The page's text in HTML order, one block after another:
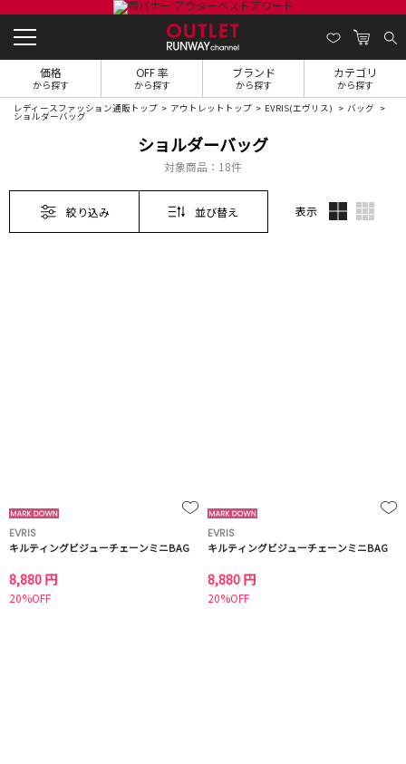
価格
から探す
OFF 率
から探す
ブランド
から探す
カテゴリ
から探す
レディースファッション通販トップ アウトレットトップ EVRIS(エヴリス) バッグ
ショルダーバッグ
ショルダーバッグ
対象商品： 18件
絞り込み 並び替え 表示
EVRIS
キルティングビジューチェーンミニBAG
8,880 円
20%OFF
EVRIS
キルティングビジューチェーンミニBAG
8,880 円
20%OFF